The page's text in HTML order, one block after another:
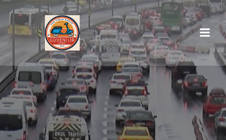
İçeriğe
geç